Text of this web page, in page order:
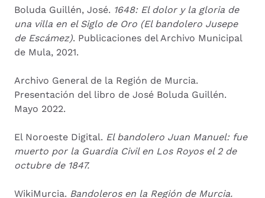
Boluda Guillén, José. 1648: El dolor y la gloria de
una villa en el Siglo de Oro (El bandolero Jusepe
de Escámez). Publicaciones del Archivo Municipal
de Mula, 2021.
Archivo General de la Región de Murcia.
Presentación del libro de José Boluda Guillén.
Mayo 2022.
El Noroeste Digital. El bandolero Juan Manuel: fue
muerto por la Guardia Civil en Los Royos el 2 de
octubre de 1847.
WikiMurcia. Bandoleros en la Región de Murcia.